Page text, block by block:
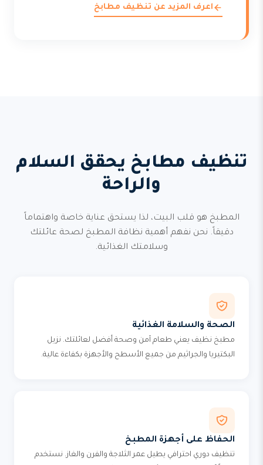
اعرف المزيد عن تنظيف مطابخ
تنظيف مطابخ يحقق السلام
والراحة
المطبخ هو قلب البيت، لذا يستحق عناية خاصة واهتماماً
دقيقاً. نحن نفهم أهمية نظافة المطبخ لصحة عائلتك
وسلامتك الغذائية.
الصحة والسلامة الغذائية
مطبخ نظيف يعني طعام آمن وصحة أفضل لعائلتك. نزيل
البكتيريا والجراثيم من جميع الأسطح والأجهزة بكفاءة عالية.
الحفاظ على أجهزة المطبخ
تنظيف دوري احترافي يطيل عمر الثلاجة والفرن والغاز. نستخدم